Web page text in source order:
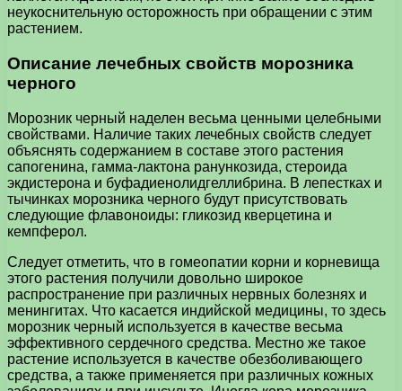
неукоснительную осторожность при обращении с этим
растением.
Описание лечебных свойств морозника
черного
Морозник черный наделен весьма ценными целебными
свойствами. Наличие таких лечебных свойств следует
объяснять содержанием в составе этого растения
сапогенина, гамма-лактона ранункозида, стероида
экдистерона и буфадиенолидгеллибрина. В лепестках и
тычинках морозника черного будут присутствовать
следующие флавоноиды: гликозид кверцетина и
кемпферол.
Следует отметить, что в гомеопатии корни и корневища
этого растения получили довольно широкое
распространение при различных нервных болезнях и
менингитах. Что касается индийской медицины, то здесь
морозник черный используется в качестве весьма
эффективного сердечного средства. Местно же такое
растение используется в качестве обезболивающего
средства, а также применяется при различных кожных